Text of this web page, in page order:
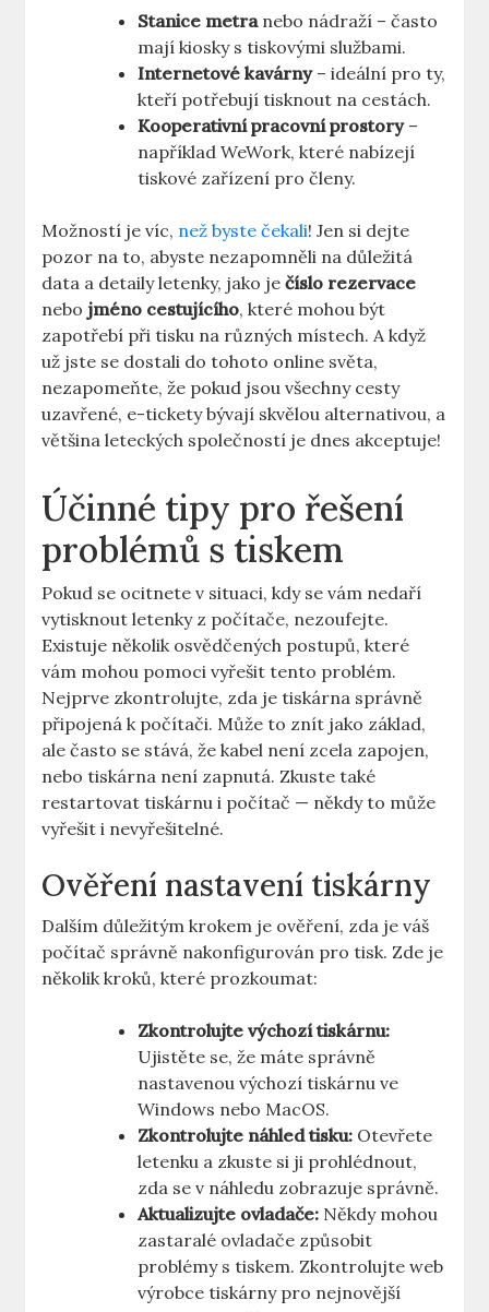
Stanice metranebo nádraží – často
mají kiosky s tiskovými službami.
Internetové kavárny– ideální pro ty,
kteří potřebují tisknout na cestách.
Kooperativní pracovní prostory–
například WeWork, které nabízejí
tiskové zařízení pro členy.
Možností je víc, než byste čekali! Jen si dejte
pozor na to, abyste nezapomněli na důležitá
data a detaily letenky, jako ječíslo rezervace
nebo jméno cestujícího, které mohou být
zapotřebí při tisku na různých místech. A když
už jste se dostali do tohoto online světa,
nezapomeňte, že pokud jsou všechny cesty
uzavřené, e-tickety bývají skvělou alternativou, a
většina leteckých společností je dnes akceptuje!
Účinné tipy pro řešení
problémů s tiskem
Pokud se ocitnete v situaci, kdy se vám nedaří
vytisknout letenky z počítače, nezoufejte.
Existuje několik osvědčených postupů, které
vám mohou pomoci vyřešit tento problém.
Nejprve zkontrolujte, zda je tiskárna správně
připojená k počítači. Může to znít jako základ,
ale často se stává, že kabel není zcela zapojen,
nebo tiskárna není zapnutá. Zkuste také
restartovat tiskárnu i počítač — někdy to může
vyřešit i nevyřešitelné.
Ověření nastavení tiskárny
Dalším důležitým krokem je ověření, zda je váš
počítač správně nakonfigurován pro tisk. Zde je
několik kroků, které prozkoumat:
Zkontrolujte výchozí tiskárnu:
Ujistěte se, že máte správně
nastavenou výchozí tiskárnu ve
Windows nebo MacOS.
Zkontrolujte náhled tisku: Otevřete
letenku a zkuste si ji prohlédnout,
zda se v náhledu zobrazuje správně.
Aktualizujte ovladače: Někdy mohou
zastaralé ovladače způsobit
problémy s tiskem. Zkontrolujte web
výrobce tiskárny pro nejnovější